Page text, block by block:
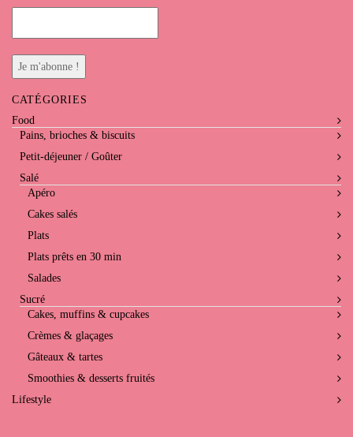
CATÉGORIES
Food
Pains, brioches & biscuits
Petit-déjeuner / Goûter
Salé
Apéro
Cakes salés
Plats
Plats prêts en 30 min
Salades
Sucré
Cakes, muffins & cupcakes
Crèmes & glaçages
Gâteaux & tartes
Smoothies & desserts fruités
Lifestyle